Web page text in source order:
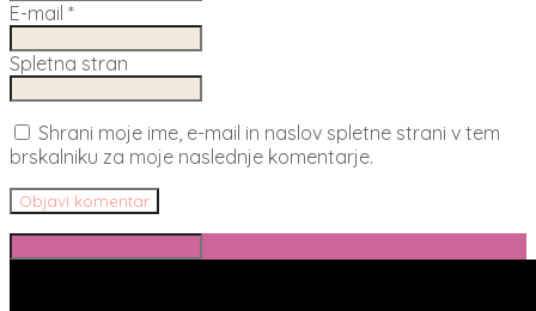
E-mail *
Spletna stran
Shrani moje ime, e-mail in naslov spletne strani v tem
brskalniku za moje naslednje komentarje.